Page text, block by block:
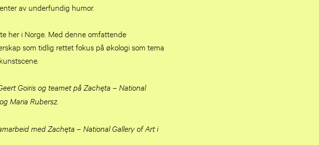
av underfundig humor.
her i Norge. Med denne omfattende
som tidlig rettet fokus på økologi som tema
Goiris og teamet på Zachęta – National
Maria Rubersz.
med Zachęta – National Gallery of Art i